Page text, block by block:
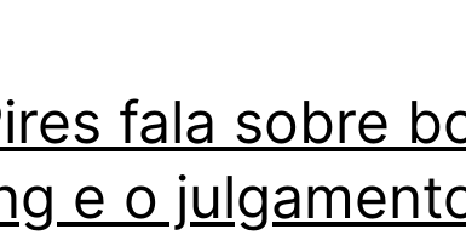
fala sobre
e o